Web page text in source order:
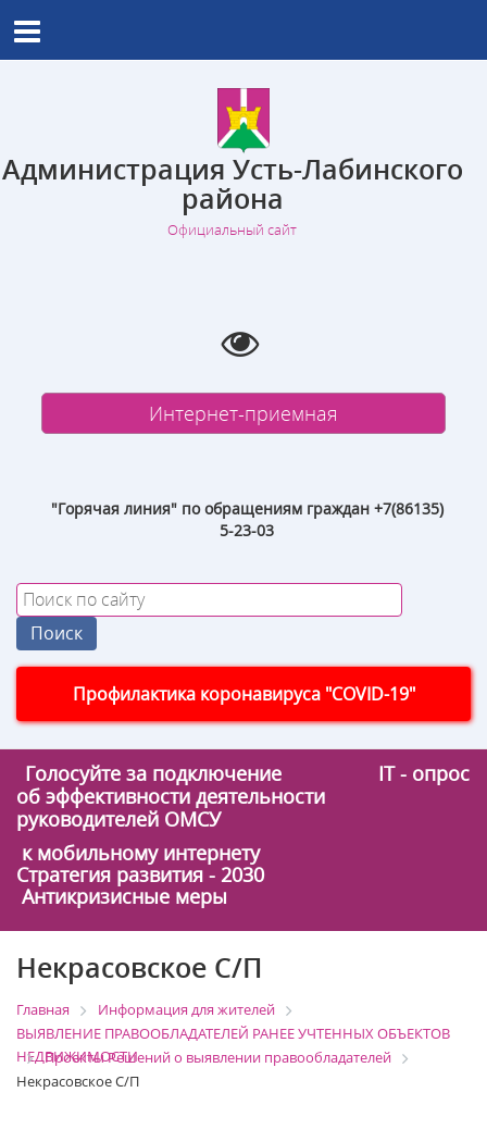
Администрация Усть-Лабинского
района
Официальный сайт
Интернет-приемная
"Горячая линия" по обращениям граждан +7(86135)
5-23-03
Профилактика коронавируса "COVID-19"
Голосуйте за подключение
IT - опрос
об эффективности деятельности
руководителей ОМСУ
к мобильному интернету
Стратегия развития - 2030
Антикризисные меры
Некрасовское С/П
Главная
Информация для жителей
ВЫЯВЛЕНИЕ ПРАВООБЛАДАТЕЛЕЙ РАНЕЕ УЧТЕННЫХ ОБЪЕКТОВ
НЕДВИЖИМОСТИ
Проекты Решений о выявлении правообладателей
Некрасовское С/П